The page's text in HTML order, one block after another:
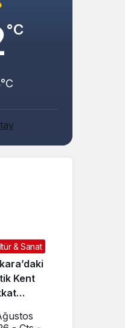
°C
& Sanat
Kent